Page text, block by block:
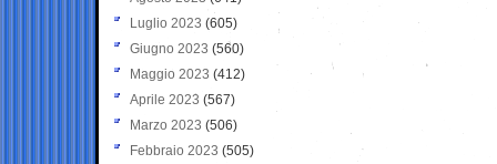
Luglio 2023 (605)
Giugno 2023 (560)
Maggio 2023 (412)
Aprile 2023 (567)
Marzo 2023 (506)
Febbraio 2023 (505)